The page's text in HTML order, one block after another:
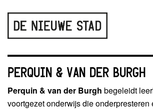
PERQUIN & VAN DER BURGH
Perquin & van der Burgh begeleidt
voortgezet onderwijs die onderpresteren